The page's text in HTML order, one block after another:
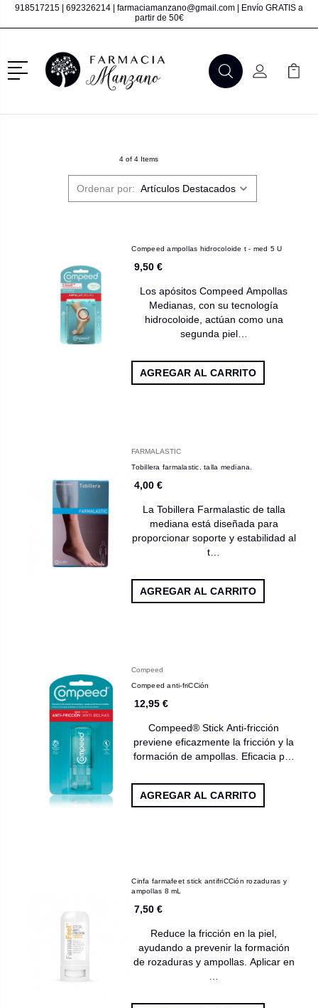
918517215 692326214 farmaciamanzano@gmail.com | Envío GRATIS a
partir de 50€
Menú
BuscarMi Cuenta
Mi
4 of 4 Items
Ordenar por:
Compeed ampollas hidrocoloide t - med 5 U
9,50 €
Los apósitos Compeed Ampollas
Medianas, con su tecnología
hidrocoloide, actúan como una
segunda piel…
AGREGAR AL CARRITO
FARMALASTIC
Tobillera farmalastic. talla mediana.
4,00 €
La Tobillera Farmalastic de talla
mediana está diseñada para
proporcionar soporte y estabilidad al
t…
AGREGAR AL CARRITO
Compeed
Compeed anti-friCCión
12,95 €
Compeed® Stick Anti-fricción
previene eficazmente la fricción y la
formación de ampollas. Eficacia p…
AGREGAR AL CARRITO
Cinfa farmafeet stick antifriCCión rozaduras y
ampollas 8 mL
7,50 €
Reduce la fricción en la piel,
ayudando a prevenir la formación
de rozaduras y ampollas. Aplicar en